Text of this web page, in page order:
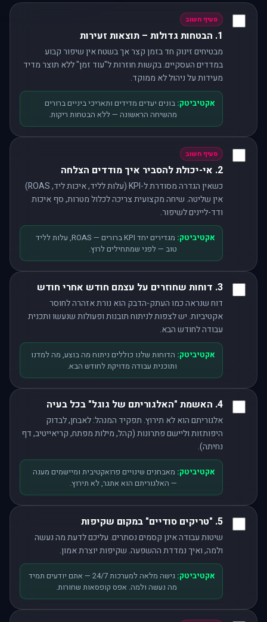
סעיף חשוב
1. הבטחות גדולות – תוצאות זעירות
מבטיחים זינוק חד בזמן קצר אך בשטח אין שיפור קבוע
במדדים העסקיים. בקשות חוזרות ל"עוד זמן" ללא תוצר מדיד
מעידות על ניהול לא ממוקד.
אקטיביטק: בונים יעדים מדידים ותאריכי ביניים ברורים
מהשיחה הראשונה — ללא הבטחות ריקות.
סעיף חשוב
2. אי-יכולת להסביר איך מודדים הצלחה
כשאין הגדרה מסודרת ל-KPI (עלות לליד, איכות ליד, ROAS)
אין שליטה. שיחה מקצועית צריכה לכלול מטרות, סף איכות
ודד-ליינים לשיפור.
אקטיביטק:
מגדירים יחד KPI ברורים — ROAS, עלות לליד
טוב — לפני שמתחילים לרוץ.
3. דוחות שחוזרים על עצמם חודש אחרי חודש
דוח שנראה כמו העתק-הדבק הוא נורת אזהרה לחוסר
אקטיביות. יש לצפות לניתוח תובנות ופעולות שנעשו ותכנית
עבודה לחודש הבא.
אקטיביטק: הדוחות שלנו כוללים ניתוח מה בוצע, מה למדנו
ותוכנית עבודה מדויקת לחודש הבא.
4. האשמת "האלגוריתם של גוגל" בכל בעיה
אלגוריתם הוא לא תירוץ. תפקיד המנהל: לאבחן, לבדוק
היפותזות וליישם פתרונות (קהל, מילות מפתח, קריאייטיב, דף
נחיתה).
אקטיביטק: מאבחנים שינויים פרואקטיבית ומיישמים מענה
— האלגוריתם הוא אתגר, לא תירוץ.
5. "טריקים סודיים" במקום שקיפות
שיטות עבודה אינן קסמים נסתרים. עליכם לדעת מה נעשה
ולמה, ואיך נמדדת ההשפעה. שקיפות יוצרת אמון.
אקטיביטק:
גישה מלאה למערכות 24/7 — אתם יודעים תמיד
מה נעשה ולמה. אפס קופסאות שחורות.